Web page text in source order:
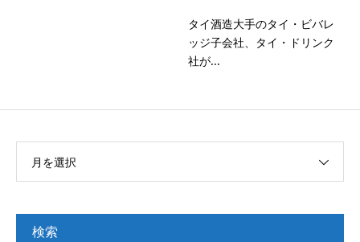
タイ酒造大手のタイ・ビバレ
ッジ子会社、タイ・ドリンク
社が...
月を選択
検索